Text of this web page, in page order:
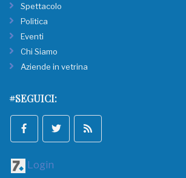
Spettacolo
Politica
Eventi
Chi Siamo
Aziende in vetrina
#SEGUICI:
Login